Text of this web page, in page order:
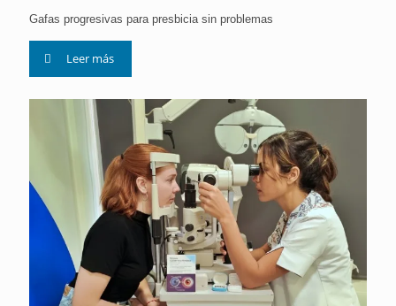
Gafas progresivas para presbicia sin problemas
Leer más